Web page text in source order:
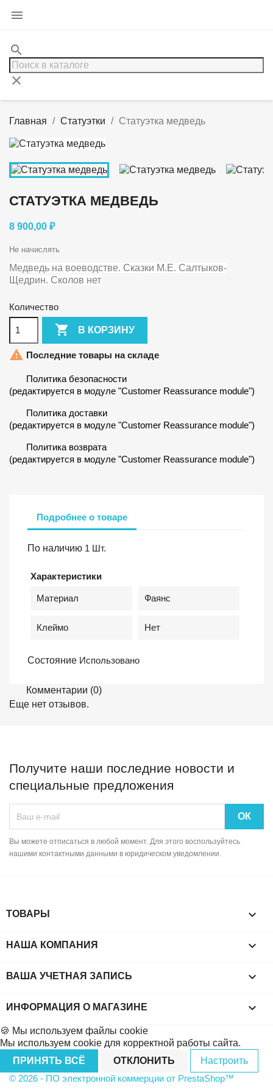

search
clear
Главная Статуэтки Статуэтка медведь
СТАТУЭТКА МЕДВЕДЬ
8 900,00 ₽
Не начислять
Медведь на воеводстве. Сказки М.Е. Салтыков-
Щедрин. Сколов нет
Количество
 В КОРЗИНУ
 Последние товары на складе
Политика безопасности
(редактируется в модуле "Customer Reassurance module")
Политика доставки
(редактируется в модуле "Customer Reassurance module")
Политика возврата
(редактируется в модуле "Customer Reassurance module")
Подробнее о товаре
По наличию 1 Шт.
Характеристики
Материал Фаянс
Клеймо Нет
Состояние Использовано
Комментарии (0)
Еще нет отзывов.
Получите наши последние новости и
специальные предложения
Вы можете отписаться в любой момент. Для этого воспользуйтесь
нашими контактными данными в юридическом уведомлении.
ТОВАРЫ 
НАША КОМПАНИЯ 
ВАША УЧЕТНАЯ ЗАПИСЬ 
ИНФОРМАЦИЯ О МАГАЗИНЕ keyboard_arrow_down
🍪 Мы используем файлы cookie
Мы используем cookie для корректной работы сайта.
ПРИНЯТЬ ВСЁ
ОТКЛОНИТЬ
Настроить
© 2026 - ПО электронной коммерции от PrestaShop™